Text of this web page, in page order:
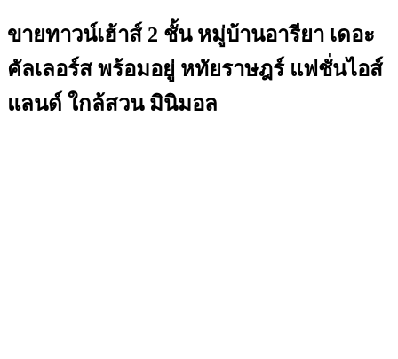
ขายทาวน์เฮ้าส์ 2 ชั้น หมู่บ้านอารียา เดอะ
คัลเลอร์ส พร้อมอยู่ หทัยราษฎร์ แฟชั่นไอส์
แลนด์ ใกล้สวน มินิมอล